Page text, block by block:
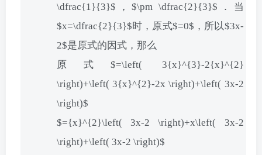
\dfrac{1}{3}$，$\pm \dfrac{2}{3}$．当
$x=\dfrac{2}{3}$时，原式$=0$，所以$3x-
2$是原式的因式，那么
原式$=\left( 3{x}^{3}-2{x}^{2}
\right)+\left( 3{x}^{2}-2x \right)+\left( 3x-2
\right)$
$={x}^{2}\left( 3x-2 \right)+x\left( 3x-2
\right)+\left( 3x-2 \right)$